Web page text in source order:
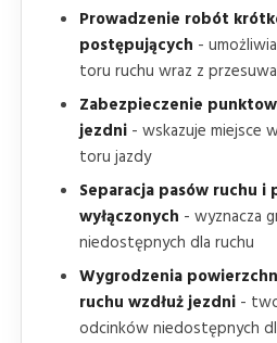
Prowadzenie robót
postępujących -
toru ruchu wraz z
Zabezpieczenie
jezdni - wskazuje miejsce
toru jazdy
Separacja pasów ruchu i
wyłączonych - wyznacza
niedostępnych dla ruchu
Wygrodzenia
ruchu wzdłuż jezdni -
odcinków niedostępnych